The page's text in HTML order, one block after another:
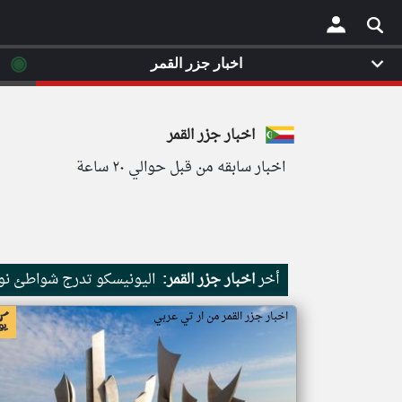
×
اخبار جزر القمر
اخبار سابقه من قبل حوالي ٢٠ ساعة
أخراخبار جزر القمر: اليونيسكو تدرج شواطئ
اخبار جزر القمر من ار تي عربي
اخبار جزر القمر ◉